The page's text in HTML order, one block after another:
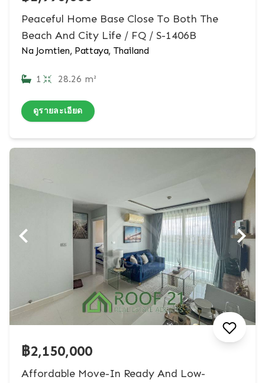
Peaceful Home Base Close To Both The
Beach And City Life / FQ / S-1406B
Na Jomtien, Pattaya, Thailand
1 28.26 m²
ดูรายละเอียด
฿2,150,000
Affordable Move-In Ready And Low-